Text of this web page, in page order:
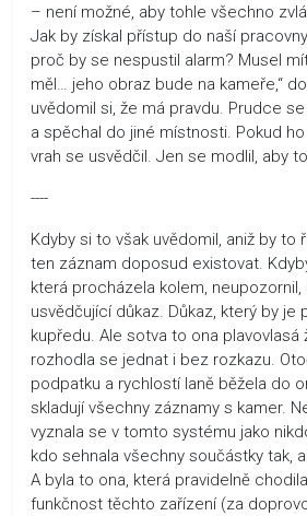
– není možné, aby tohle všechno
Jak by získal přístup do naší
proč by se nespustil alarm? Musel
měl… jeho obraz bude na kameře,“
uvědomil si, že má pravdu. Prudce
a spěchal do jiné místnosti. Pokud
vrah se usvědčil. Jen se modlil, aby
----
Kdyby si to však uvědomil, aniž by to
ten záznam doposud existovat.
která procházela kolem, neupozornil,
usvědčující důkaz. Důkaz, který by je
kupředu. Ale sotva to ona plavovlasá
rozhodla se jednat i bez rozkazu.
podpatku a rychlostí laně běžela do
skladují všechny záznamy s kamer.
vyznala se v tomto systému jako
kdo sehnala všechny součástky tak,
A byla to ona, která pravidelně
funkčnost těchto zařízení (za